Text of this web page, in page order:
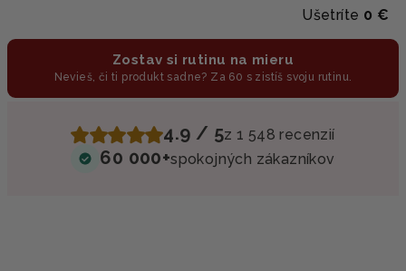
Ušetríte 0 €
Zostav si rutinu na mieru
Nevieš, či ti produkt sadne? Za 60 s zistíš svoju rutinu.
4.9 / 5z 1 548 recenzií
60 000+spokojných zákazníkov